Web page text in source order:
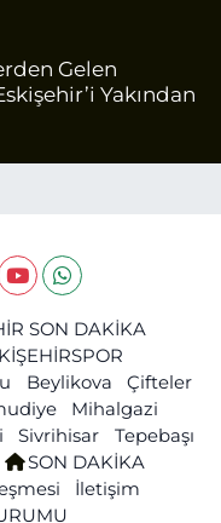
Gelen
Yakından
SON DAKİKA
Beylikova
Çifteler
Mihalgazi
Sivrihisar
Tepebaşı
SON DAKİKA
İletişim